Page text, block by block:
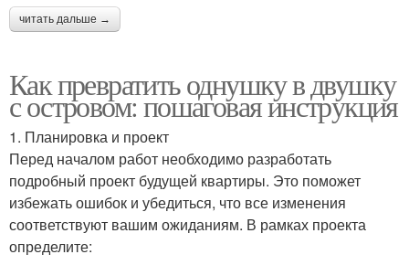
читать дальше →
Как превратить однушку в двушку
с островом: пошаговая инструкция
1. Планировка и проект
Перед началом работ необходимо разработать
подробный проект будущей квартиры. Это поможет
избежать ошибок и убедиться, что все изменения
соответствуют вашим ожиданиям. В рамках проекта
определите: